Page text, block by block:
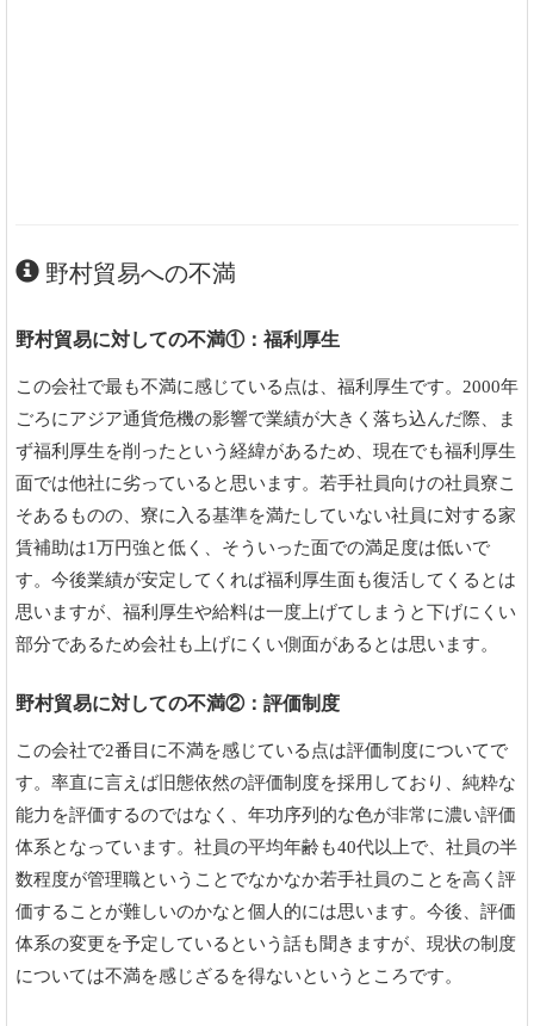
野村貿易への不満
野村貿易に対しての不満①：福利厚生
この会社で最も不満に感じている点は、福利厚生です。2000年
ごろにアジア通貨危機の影響で業績が大きく落ち込んだ際、ま
ず福利厚生を削ったという経緯があるため、現在でも福利厚生
面では他社に劣っていると思います。若手社員向けの社員寮こ
そあるものの、寮に入る基準を満たしていない社員に対する家
賃補助は1万円強と低く、そういった面での満足度は低いで
す。今後業績が安定してくれば福利厚生面も復活してくるとは
思いますが、福利厚生や給料は一度上げてしまうと下げにくい
部分であるため会社も上げにくい側面があるとは思います。
野村貿易に対しての不満②：評価制度
この会社で2番目に不満を感じている点は評価制度についてで
す。率直に言えば旧態依然の評価制度を採用しており、純粋な
能力を評価するのではなく、年功序列的な色が非常に濃い評価
体系となっています。社員の平均年齢も40代以上で、社員の半
数程度が管理職ということでなかなか若手社員のことを高く評
価することが難しいのかなと個人的には思います。今後、評価
体系の変更を予定しているという話も聞きますが、現状の制度
については不満を感じざるを得ないというところです。